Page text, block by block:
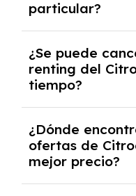
cantidad de
del mercado
particular?
y, en algunos
crediticia y un
¿Se puede
renting del
tiempo?
pero puede haber
cancelación
las condiciones
experto que te
¿Dónde
ofertas de
mejor precio?